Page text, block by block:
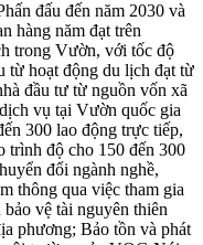
đấu đến năm 2030 và
hàng năm đạt trên
trong Vườn, với tốc độ
từ hoạt động du lịch đạt từ
đầu tư từ nguồn vốn xã
vụ tại Vườn quốc gia
300 lao động trực tiếp,
trình độ cho 150 đến 300
đổi ngành nghề,
thông qua việc tham gia
vệ tài nguyên thiên
phương; Bảo tồn và phát